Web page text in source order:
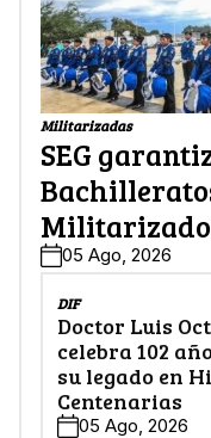
Militarizadas
SEG
05 Ago, 2026
DIF
Doctor Luis
celebra 102
su legado en
Centenarias
05 Ago, 2026